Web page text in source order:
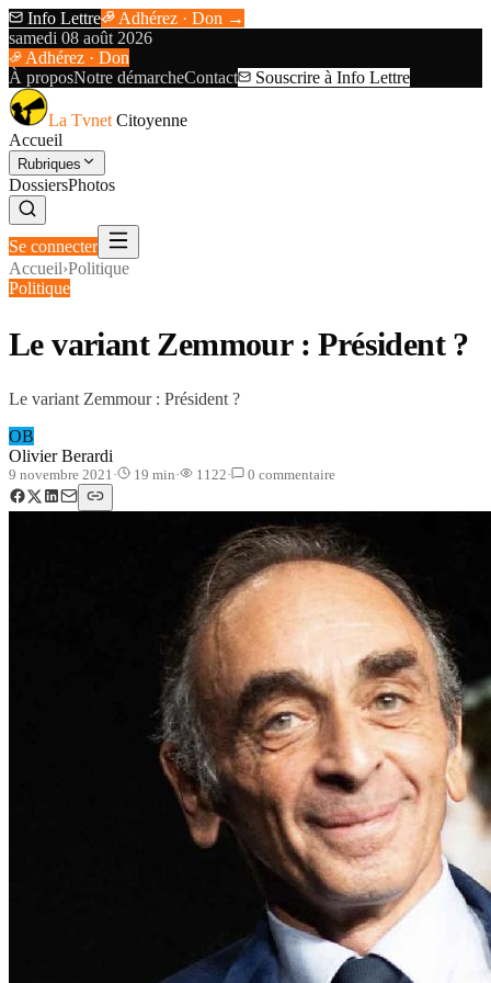
Info Lettre
Adhérez · Don →
samedi 08 août 2026
Adhérez · Don
À proposNotre démarcheContact Souscrire à Info Lettre
La Tvnet Citoyenne
Accueil
Rubriques
DossiersPhotos
Se connecter
Accueil›Politique
Politique
Le variant Zemmour : Président ?
Le variant Zemmour : Président ?
OB
Olivier Berardi
9 novembre 2021 · 19 min· 1122· 0 commentaire